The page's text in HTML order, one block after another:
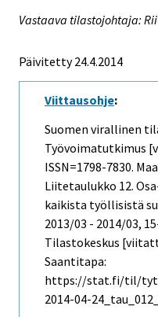
Vastaava tilastojohtaja:
Päivitetty 24.4.2014
Viittausohje:
Suomen virallinen
Työvoimatutkimus
ISSN=1798-7830.
Liitetaulukko 12.
kaikista työllisistä
2013/03 - 2014/03,
Tilastokeskus
Saantitapa:
https://stat.fi/til/tyti/
2014-04-